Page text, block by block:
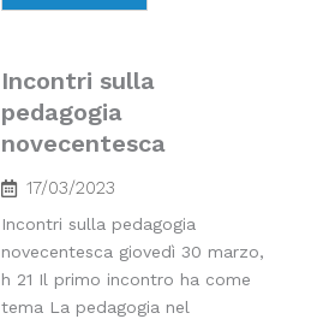
Incontri sulla
pedagogia
novecentesca
17/03/2023
Incontri sulla pedagogia
novecentesca giovedì 30 marzo,
h 21 Il primo incontro ha come
tema La pedagogia nel